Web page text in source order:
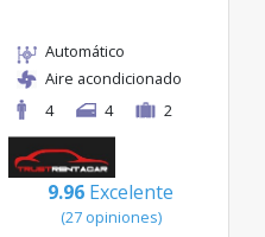
Automático
Aire acondicionado
4
4 2
9.96 Excelente
(27 opiniones)